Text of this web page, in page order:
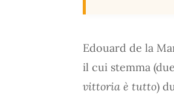
Edouard de la
il cui stemma
vittoria è tutto)